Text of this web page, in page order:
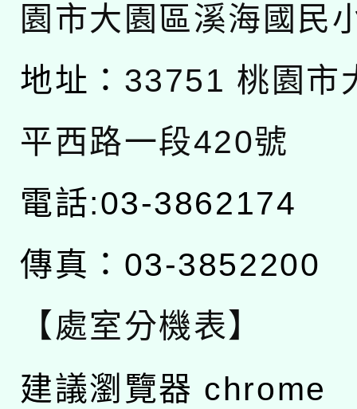
園市大園區溪海國民
地址： 33751 桃園市
平西路一段420號
電話:03-3862174
傳真：03-3852200
【處室分機表】
建議瀏覽器 chrome